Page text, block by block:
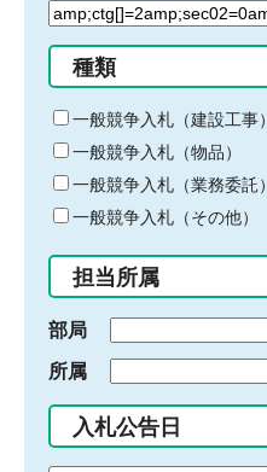
検
る
キ
ー
ワ
ー
ド
入
力
種類
一般競争入札（建設工事）
一般競争入札（物品）
一般競争入札（業務委託）
一般競争入札（その他）
担当所属
部局
所属
入札公告日